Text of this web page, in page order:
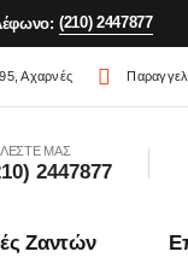
(210) 2447877
Αχαρνές
ΜΑΣ
2447877
Ζαντών